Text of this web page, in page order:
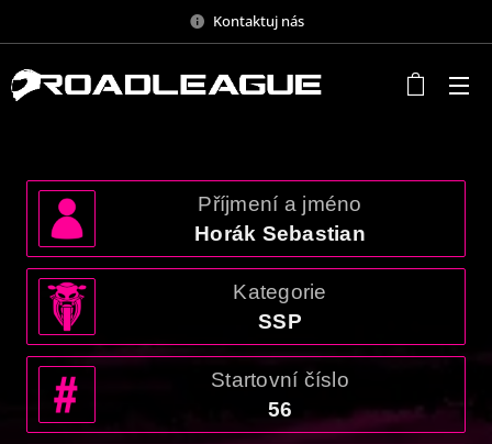
Kontaktuj nás
Příjmení a jméno
Horák Sebastian
Kategorie
SSP
Startovní číslo
56